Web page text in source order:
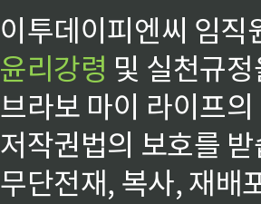
이투데이피엔씨 임
윤리강령 및 실천규
브라보 마이 라이프
저작권법의 보호를
무단전재, 복사, 재배